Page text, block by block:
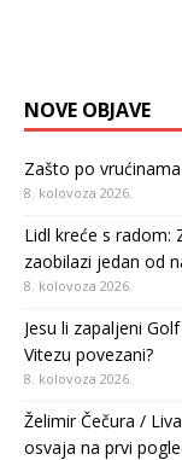
NOVE OBJAVE
Zašto po
8. kolovoza 2026.
Lidl kreće s radom:
zaobilazi jedan od
8. kolovoza 2026.
Jesu li zapaljeni
Vitezu povezani?
8. kolovoza 2026.
Želimir Čečura /
osvaja na prvi